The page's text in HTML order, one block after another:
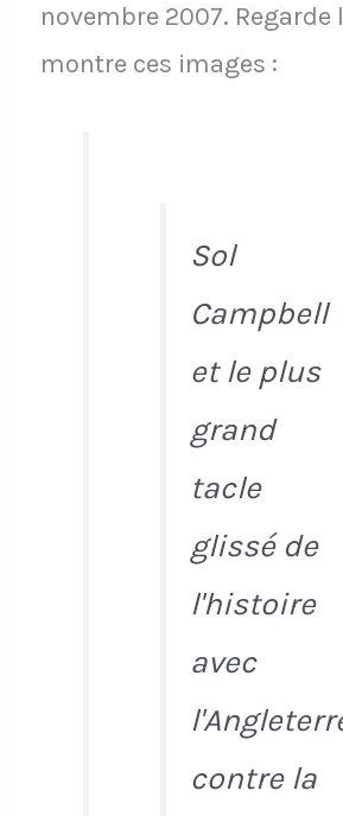
novembre 2007. Regarde
montre ces images :
Sol
Campbell
et le plus
grand
tacle
glissé de
l'histoire
avec
contre la